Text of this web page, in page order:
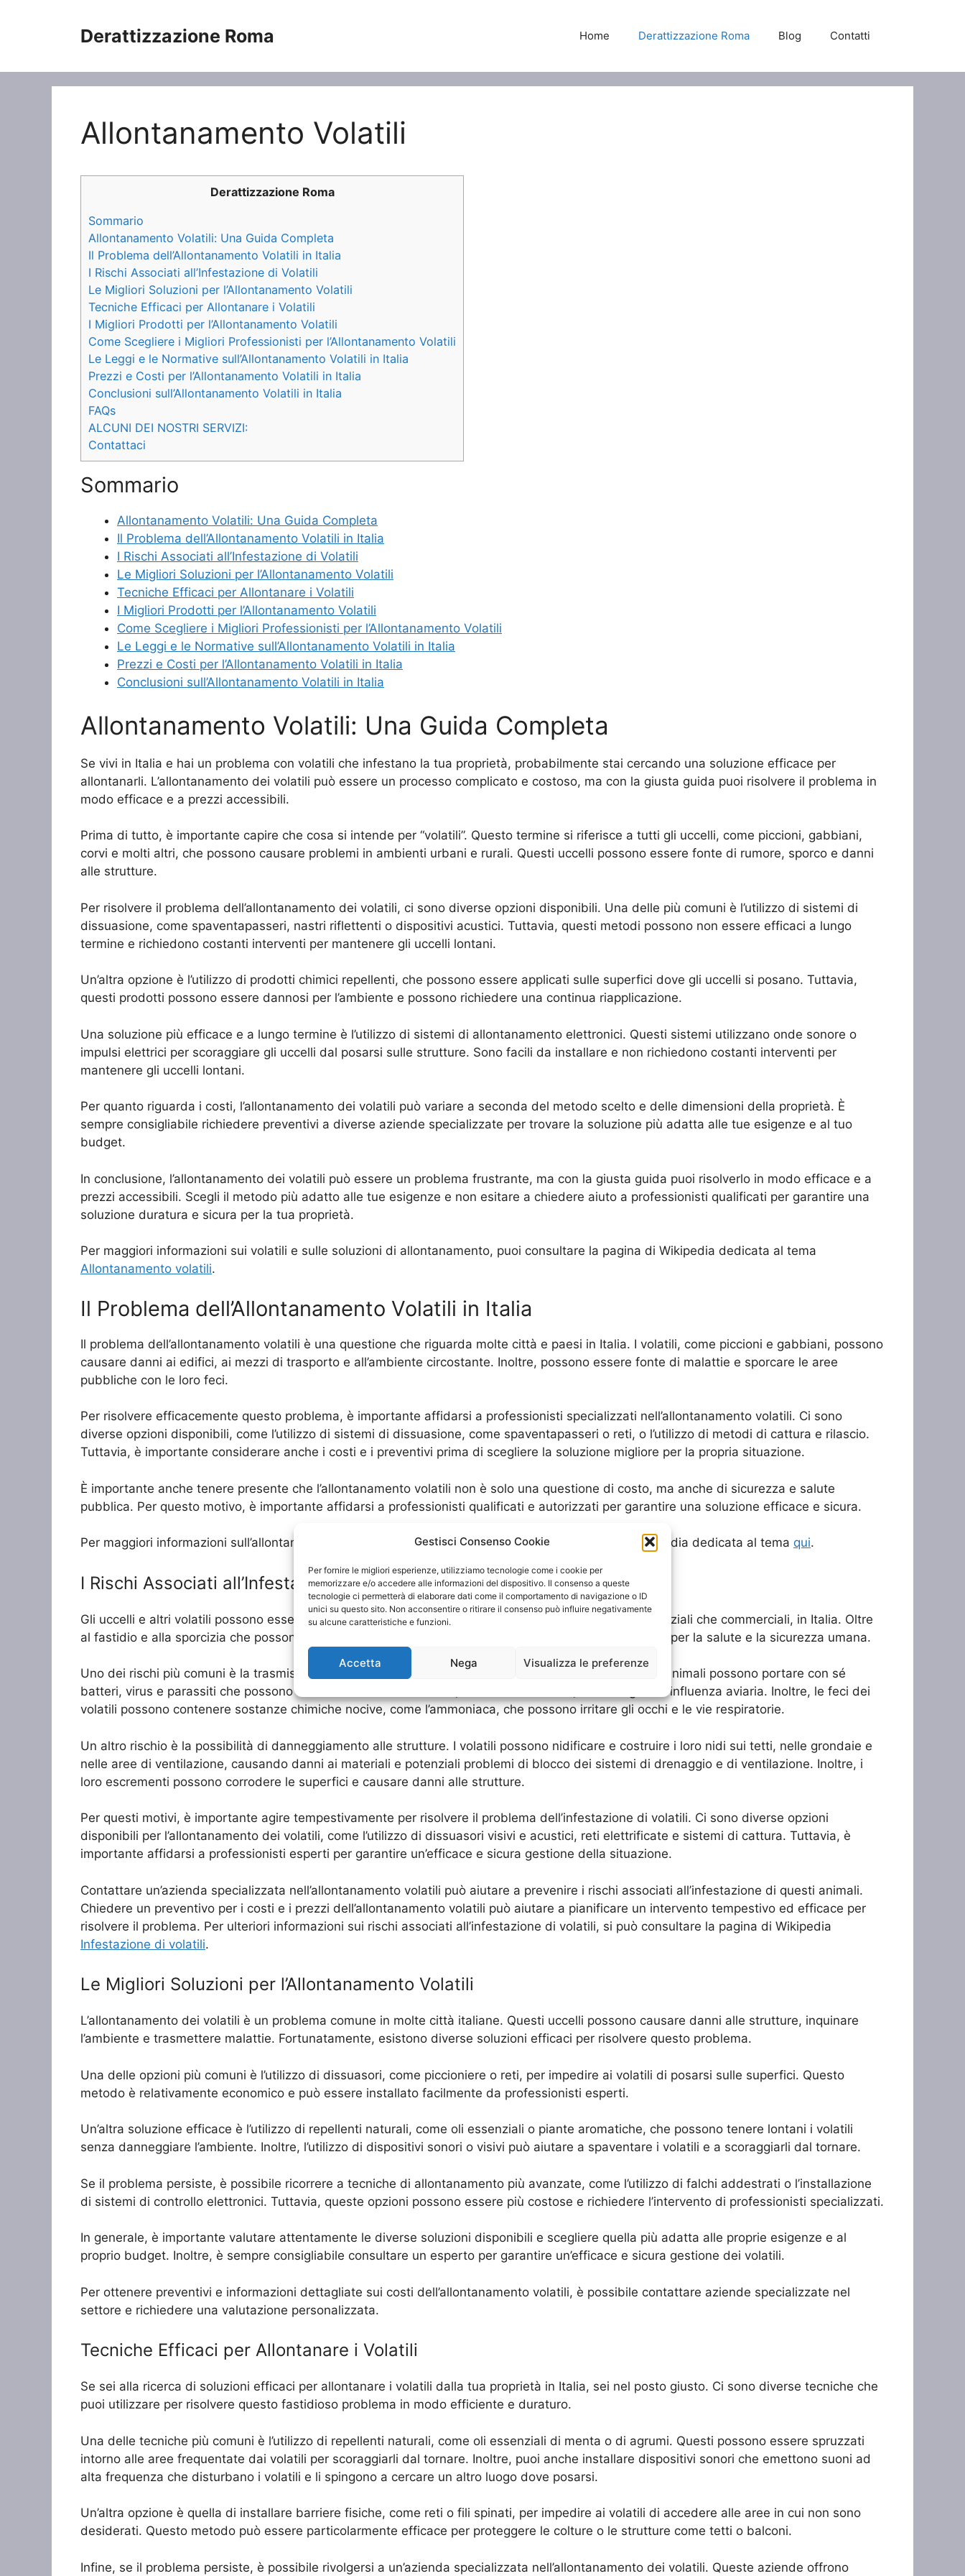
Gestisci Consenso Cookie
Per fornire le migliori esperienze, utilizziamo tecnologie come i cookie per
memorizzare e/o accedere alle informazioni del dispositivo. Il consenso a queste
tecnologie ci permetterà di elaborare dati come il comportamento di navigazione o ID
unici su questo sito. Non acconsentire o ritirare il consenso può influire negativamente
su alcune caratteristiche e funzioni.
Accetta Nega Visualizza le preferenze
Derattizzazione Roma Home Derattizzazione Roma Blog Contatti
Allontanamento Volatili
Derattizzazione Roma
Sommario
Allontanamento Volatili: Una Guida Completa
Il Problema dell’Allontanamento Volatili in Italia
I Rischi Associati all’Infestazione di Volatili
Le Migliori Soluzioni per l’Allontanamento Volatili
Tecniche Efficaci per Allontanare i Volatili
I Migliori Prodotti per l’Allontanamento Volatili
Come Scegliere i Migliori Professionisti per l’Allontanamento Volatili
Le Leggi e le Normative sull’Allontanamento Volatili in Italia
Prezzi e Costi per l’Allontanamento Volatili in Italia
Conclusioni sull’Allontanamento Volatili in Italia
FAQs
ALCUNI DEI NOSTRI SERVIZI:
Contattaci
Sommario
Allontanamento Volatili: Una Guida Completa
Il Problema dell’Allontanamento Volatili in Italia
I Rischi Associati all’Infestazione di Volatili
Le Migliori Soluzioni per l’Allontanamento Volatili
Tecniche Efficaci per Allontanare i Volatili
I Migliori Prodotti per l’Allontanamento Volatili
Come Scegliere i Migliori Professionisti per l’Allontanamento Volatili
Le Leggi e le Normative sull’Allontanamento Volatili in Italia
Prezzi e Costi per l’Allontanamento Volatili in Italia
Conclusioni sull’Allontanamento Volatili in Italia
Allontanamento Volatili: Una Guida Completa
Se vivi in Italia e hai un problema con volatili che infestano la tua proprietà, probabilmente stai cercando una soluzione efficace per
allontanarli. L’allontanamento dei volatili può essere un processo complicato e costoso, ma con la giusta guida puoi risolvere il problema in
modo efficace e a prezzi accessibili.
Prima di tutto, è importante capire che cosa si intende per “volatili”. Questo termine si riferisce a tutti gli uccelli, come piccioni, gabbiani,
corvi e molti altri, che possono causare problemi in ambienti urbani e rurali. Questi uccelli possono essere fonte di rumore, sporco e danni
alle strutture.
Per risolvere il problema dell’allontanamento dei volatili, ci sono diverse opzioni disponibili. Una delle più comuni è l’utilizzo di sistemi di
dissuasione, come spaventapasseri, nastri riflettenti o dispositivi acustici. Tuttavia, questi metodi possono non essere efficaci a lungo
termine e richiedono costanti interventi per mantenere gli uccelli lontani.
Un’altra opzione è l’utilizzo di prodotti chimici repellenti, che possono essere applicati sulle superfici dove gli uccelli si posano. Tuttavia,
questi prodotti possono essere dannosi per l’ambiente e possono richiedere una continua riapplicazione.
Una soluzione più efficace e a lungo termine è l’utilizzo di sistemi di allontanamento elettronici. Questi sistemi utilizzano onde sonore o
impulsi elettrici per scoraggiare gli uccelli dal posarsi sulle strutture. Sono facili da installare e non richiedono costanti interventi per
mantenere gli uccelli lontani.
Per quanto riguarda i costi, l’allontanamento dei volatili può variare a seconda del metodo scelto e delle dimensioni della proprietà. È
sempre consigliabile richiedere preventivi a diverse aziende specializzate per trovare la soluzione più adatta alle tue esigenze e al tuo
budget.
In conclusione, l’allontanamento dei volatili può essere un problema frustrante, ma con la giusta guida puoi risolverlo in modo efficace e a
prezzi accessibili. Scegli il metodo più adatto alle tue esigenze e non esitare a chiedere aiuto a professionisti qualificati per garantire una
soluzione duratura e sicura per la tua proprietà.
Per maggiori informazioni sui volatili e sulle soluzioni di allontanamento, puoi consultare la pagina di Wikipedia dedicata al tema
Allontanamento volatili.
Il Problema dell’Allontanamento Volatili in Italia
Il problema dell’allontanamento volatili è una questione che riguarda molte città e paesi in Italia. I volatili, come piccioni e gabbiani, possono
causare danni ai edifici, ai mezzi di trasporto e all’ambiente circostante. Inoltre, possono essere fonte di malattie e sporcare le aree
pubbliche con le loro feci.
Per risolvere efficacemente questo problema, è importante affidarsi a professionisti specializzati nell’allontanamento volatili. Ci sono
diverse opzioni disponibili, come l’utilizzo di sistemi di dissuasione, come spaventapasseri o reti, o l’utilizzo di metodi di cattura e rilascio.
Tuttavia, è importante considerare anche i costi e i preventivi prima di scegliere la soluzione migliore per la propria situazione.
È importante anche tenere presente che l’allontanamento volatili non è solo una questione di costo, ma anche di sicurezza e salute
pubblica. Per questo motivo, è importante affidarsi a professionisti qualificati e autorizzati per garantire una soluzione efficace e sicura.
Per maggiori informazioni sull’allontanamento volatili in Italia, è possibile consultare la pagina di Wikipedia dedicata al tema qui.
I Rischi Associati all’Infestazione di Volatili
Gli uccelli e altri volatili possono essere una presenza fastidiosa e dannosa per molte aree, sia residenziali che commerciali, in Italia. Oltre
al fastidio e alla sporcizia che possono causare, questi animali possono rappresentare un serio rischio per la salute e la sicurezza umana.
Uno dei rischi più comuni è la trasmissione di malattie attraverso le feci e le piume dei volatili. Questi animali possono portare con sé
batteri, virus e parassiti che possono causare infezioni e malattie, come la salmonella, la meningite e l’influenza aviaria. Inoltre, le feci dei
volatili possono contenere sostanze chimiche nocive, come l’ammoniaca, che possono irritare gli occhi e le vie respiratorie.
Un altro rischio è la possibilità di danneggiamento alle strutture. I volatili possono nidificare e costruire i loro nidi sui tetti, nelle grondaie e
nelle aree di ventilazione, causando danni ai materiali e potenziali problemi di blocco dei sistemi di drenaggio e di ventilazione. Inoltre, i
loro escrementi possono corrodere le superfici e causare danni alle strutture.
Per questi motivi, è importante agire tempestivamente per risolvere il problema dell’infestazione di volatili. Ci sono diverse opzioni
disponibili per l’allontanamento dei volatili, come l’utilizzo di dissuasori visivi e acustici, reti elettrificate e sistemi di cattura. Tuttavia, è
importante affidarsi a professionisti esperti per garantire un’efficace e sicura gestione della situazione.
Contattare un’azienda specializzata nell’allontanamento volatili può aiutare a prevenire i rischi associati all’infestazione di questi animali.
Chiedere un preventivo per i costi e i prezzi dell’allontanamento volatili può aiutare a pianificare un intervento tempestivo ed efficace per
risolvere il problema. Per ulteriori informazioni sui rischi associati all’infestazione di volatili, si può consultare la pagina di Wikipedia
Infestazione di volatili.
Le Migliori Soluzioni per l’Allontanamento Volatili
L’allontanamento dei volatili è un problema comune in molte città italiane. Questi uccelli possono causare danni alle strutture, inquinare
l’ambiente e trasmettere malattie. Fortunatamente, esistono diverse soluzioni efficaci per risolvere questo problema.
Una delle opzioni più comuni è l’utilizzo di dissuasori, come piccioniere o reti, per impedire ai volatili di posarsi sulle superfici. Questo
metodo è relativamente economico e può essere installato facilmente da professionisti esperti.
Un’altra soluzione efficace è l’utilizzo di repellenti naturali, come oli essenziali o piante aromatiche, che possono tenere lontani i volatili
senza danneggiare l’ambiente. Inoltre, l’utilizzo di dispositivi sonori o visivi può aiutare a spaventare i volatili e a scoraggiarli dal tornare.
Se il problema persiste, è possibile ricorrere a tecniche di allontanamento più avanzate, come l’utilizzo di falchi addestrati o l’installazione
di sistemi di controllo elettronici. Tuttavia, queste opzioni possono essere più costose e richiedere l’intervento di professionisti specializzati.
In generale, è importante valutare attentamente le diverse soluzioni disponibili e scegliere quella più adatta alle proprie esigenze e al
proprio budget. Inoltre, è sempre consigliabile consultare un esperto per garantire un’efficace e sicura gestione dei volatili.
Per ottenere preventivi e informazioni dettagliate sui costi dell’allontanamento volatili, è possibile contattare aziende specializzate nel
settore e richiedere una valutazione personalizzata.
Tecniche Efficaci per Allontanare i Volatili
Se sei alla ricerca di soluzioni efficaci per allontanare i volatili dalla tua proprietà in Italia, sei nel posto giusto. Ci sono diverse tecniche che
puoi utilizzare per risolvere questo fastidioso problema in modo efficiente e duraturo.
Una delle tecniche più comuni è l’utilizzo di repellenti naturali, come oli essenziali di menta o di agrumi. Questi possono essere spruzzati
intorno alle aree frequentate dai volatili per scoraggiarli dal tornare. Inoltre, puoi anche installare dispositivi sonori che emettono suoni ad
alta frequenza che disturbano i volatili e li spingono a cercare un altro luogo dove posarsi.
Un’altra opzione è quella di installare barriere fisiche, come reti o fili spinati, per impedire ai volatili di accedere alle aree in cui non sono
desiderati. Questo metodo può essere particolarmente efficace per proteggere le colture o le strutture come tetti o balconi.
Infine, se il problema persiste, è possibile rivolgersi a un’azienda specializzata nell’allontanamento dei volatili. Queste aziende offrono